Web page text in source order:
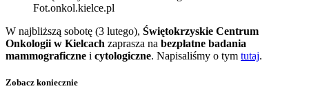
Fot.onkol.kielce.pl
W najbliższą sobotę (3 lutego), Świętokrzyskie Centrum
Onkologii w Kielcach zaprasza na bezpłatne badania
mammograficzne i cytologiczne. Napisaliśmy o tym tutaj.
Zobacz koniecznie